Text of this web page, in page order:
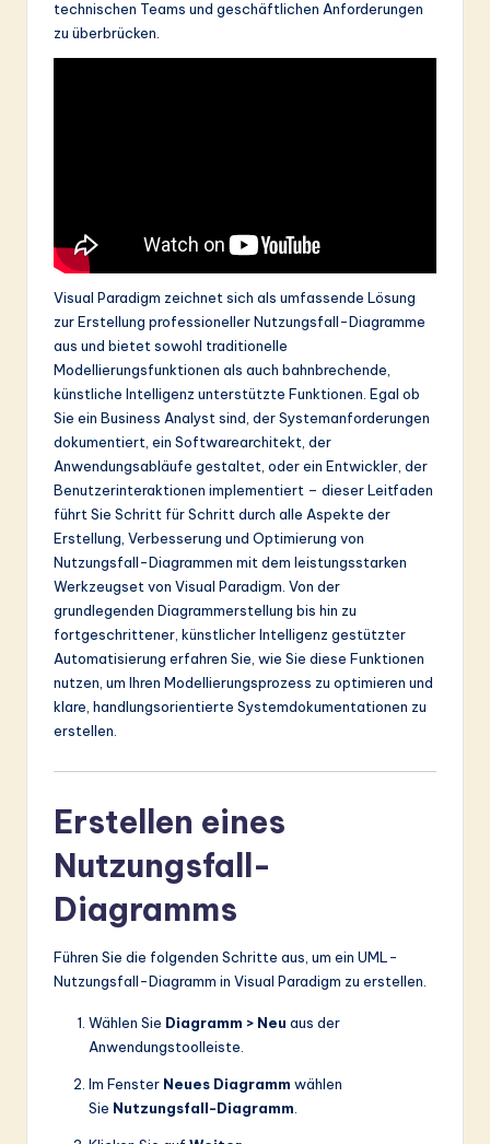
In
o
ti
o
technischen Teams und geschäftlichen Anforderungen
zu überbrücken.
Visual Paradigm zeichnet sich als umfassende Lösung
zur Erstellung professioneller Nutzungsfall-Diagramme
aus und bietet sowohl traditionelle
Modellierungsfunktionen als auch bahnbrechende,
künstliche Intelligenz unterstützte Funktionen. Egal ob
Sie ein Business Analyst sind, der Systemanforderungen
dokumentiert, ein Softwarearchitekt, der
Anwendungsabläufe gestaltet, oder ein Entwickler, der
Benutzerinteraktionen implementiert – dieser Leitfaden
führt Sie Schritt für Schritt durch alle Aspekte der
Erstellung, Verbesserung und Optimierung von
Nutzungsfall-Diagrammen mit dem leistungsstarken
Werkzeugset von Visual Paradigm. Von der
grundlegenden Diagrammerstellung bis hin zu
fortgeschrittener, künstlicher Intelligenz gestützter
Automatisierung erfahren Sie, wie Sie diese Funktionen
nutzen, um Ihren Modellierungsprozess zu optimieren und
klare, handlungsorientierte Systemdokumentationen zu
erstellen.
Erstellen eines
Nutzungsfall-
Diagramms
Führen Sie die folgenden Schritte aus, um ein UML-
Nutzungsfall-Diagramm in Visual Paradigm zu erstellen.
Wählen Sie Diagramm > Neu aus der
Anwendungstoolleiste.
Im Fenster Neues Diagramm wählen
Sie Nutzungsfall-Diagramm